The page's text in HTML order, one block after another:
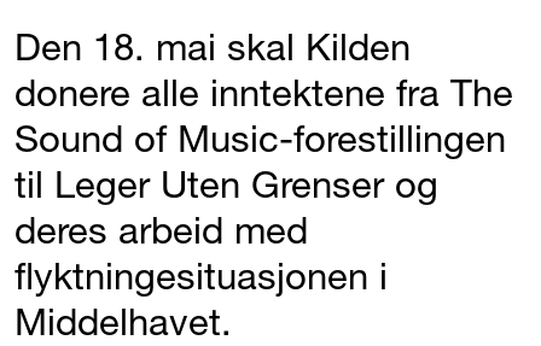
Den 18. mai skal Kilden
donere alle inntektene fra The
Sound of Music-forestillingen
til Leger Uten Grenser og
deres arbeid med
flyktningesituasjonen i
Middelhavet.